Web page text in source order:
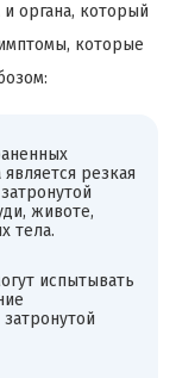
органа, который
которые
резкая
животе,
тела.
испытывать